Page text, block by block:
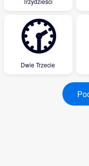
🕝
Dwie Trzecie